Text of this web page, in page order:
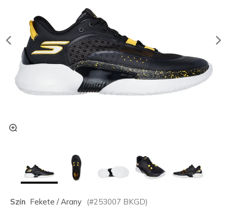
Szín Fekete / Arany (#253007 BKGD)